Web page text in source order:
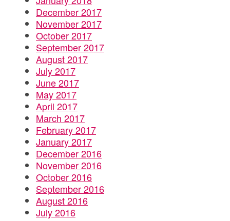
December 2017
November 2017
October 2017
September 2017
August 2017
July 2017
June 2017
May 2017
April 2017
March 2017
February 2017
January 2017
December 2016
November 2016
October 2016
September 2016
August 2016
July 2016